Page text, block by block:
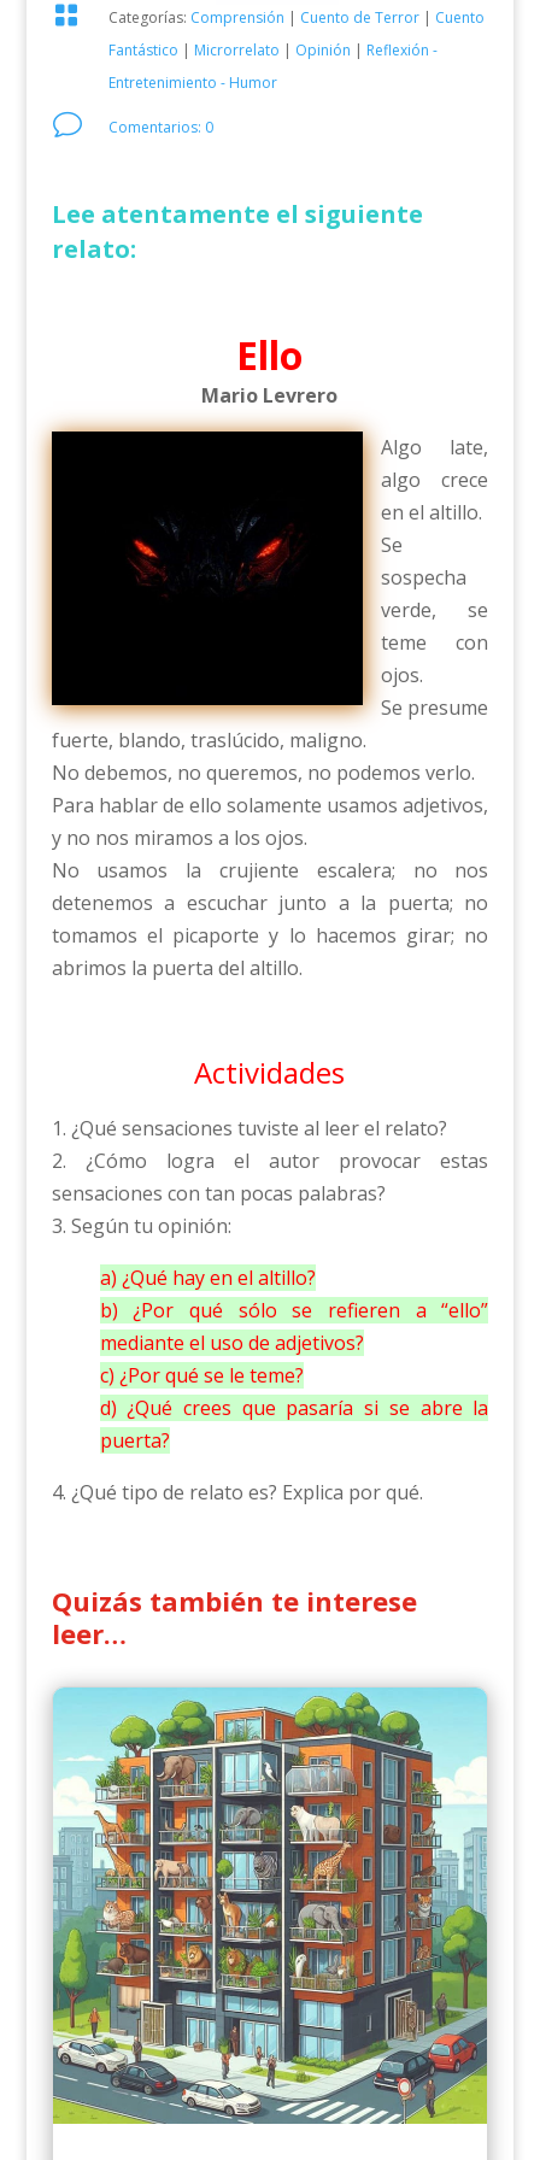
 Categorías: Comprensión Cuento de Terror| Cuento
Fantástico
Microrrelato Opinión
Reflexión -
Entretenimiento - Humor
v Comentarios: 0
Lee atentamente el siguiente
relato:
Ello
Mario Levrero
Algo late,
algo crece
en el altillo.
Se
sospecha
verde, se
teme con
ojos.
Se presume
fuerte, blando, traslúcido, maligno.
No debemos, no queremos, no podemos verlo.
Para hablar de ello solamente usamos adjetivos,
y no nos miramos a los ojos.
No usamos la crujiente escalera; no nos
detenemos a escuchar junto a la puerta; no
tomamos el picaporte y lo hacemos girar; no
abrimos la puerta del altillo.
Actividades
1. ¿Qué sensaciones tuviste al leer el relato?
2. ¿Cómo logra el autor provocar estas
sensaciones con tan pocas palabras?
3. Según tu opinión:
a) ¿Qué hay en el altillo?
b) ¿Por qué sólo se refieren a “ello”
mediante el uso de adjetivos?
c) ¿Por qué se le teme?
d) ¿Qué crees que pasaría si se abre la
puerta?
4. ¿Qué tipo de relato es? Explica por qué.
Quizás también te interese
leer…